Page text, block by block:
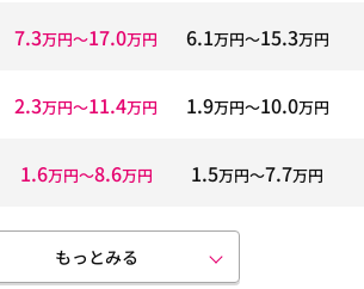
7.3万円〜17.0万円 6.1万円〜15.3万円
2.3万円〜11.4万円 1.9万円〜10.0万円
1.6万円〜8.6万円 1.5万円〜7.7万円
もっとみる